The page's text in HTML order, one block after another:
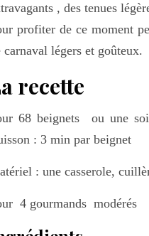
, des tenues
profiter de ce moment
carnaval légers et goûteux.
recette
68 beignets ou une
: 3 min par beignet
: une casserole,
4 gourmands modérés